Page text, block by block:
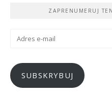
ZAPRENUMERUJ
Adres
SUBSKRYBUJ